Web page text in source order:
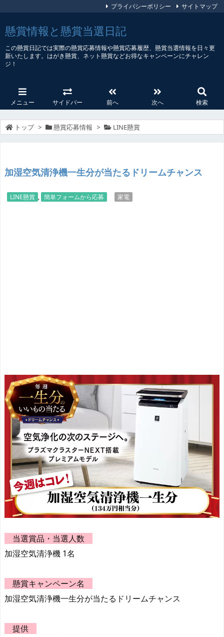
懸賞情報と懸賞当選日記
この懸賞日記では実際の懸賞応募情報や懸賞応募履歴、懸賞当選情報を日々更
新いたします。はがき懸賞、ネット懸賞などお得なキャンペーンにチャレン
ジ！
メニュー サイドバー 前へ 次へ 検索
プライバシーポリシー サイトマップ
トップ > 懸賞応募情報 > LINE懸賞
加湿空気清浄機一生分が当たるドリームチャンス
LINE懸賞 , 簡単フォームから応募 家電
当選賞品・当選人数
加湿空気清浄機 1名
懸賞キャンペーン名
加湿空気清浄機一生分が当たるドリームチャンス
提供